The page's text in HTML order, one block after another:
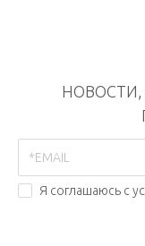
Я соглашаюсь с